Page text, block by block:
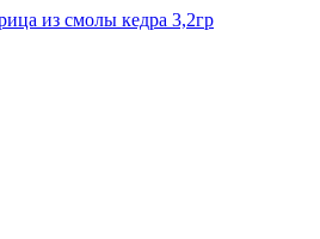
из смолы кедра 3,2гр